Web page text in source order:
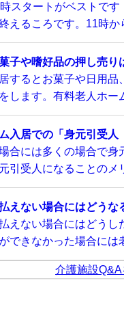
スタートがベストで
えるころです。11時か
子や嗜好品の押し売り
するとお菓子や日用
します。有料老人ホー
入居での「身元引受人
合には多くの場合で
引受人になることのメ
えない場合にはどうな
えない場合にはどう
できなかった場合には
介護施設Q&A